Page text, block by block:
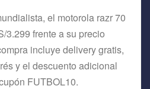
el motorola razr 70
3.299 frente a su precio
incluye delivery gratis,
y el descuento adicional
FUTBOL10.